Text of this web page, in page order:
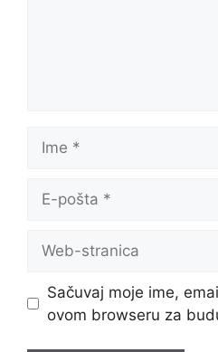
pošta
stranica
Sačuvaj moje ime,
ovom browseru za